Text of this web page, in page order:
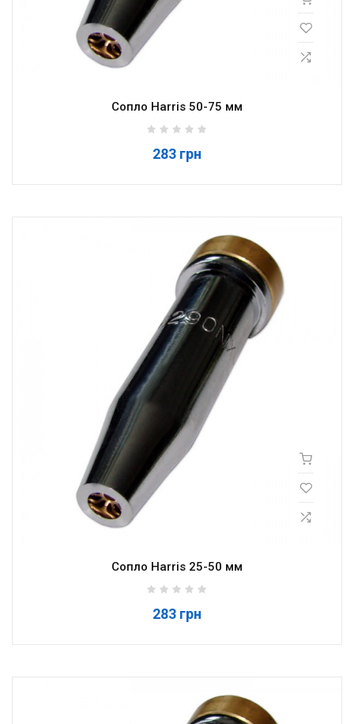
Сопло Harris 50-75 мм
283 грн
Сопло Harris 25-50 мм
283 грн